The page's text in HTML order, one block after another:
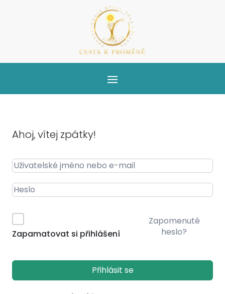
Ahoj, vítej zpátky!
Zapamatovat si přihlášení
Zapomenuté
heslo?
Přihlásit se